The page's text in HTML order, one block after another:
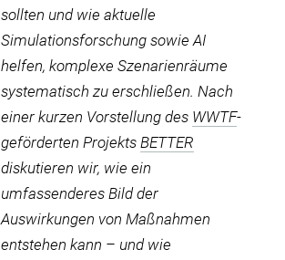
sollten und wie aktuelle
Simulationsforschung sowie AI
helfen, komplexe Szenarienräume
systematisch zu erschließen. Nach
einer kurzen Vorstellung des WWTF-
geförderten Projekts BETTER
diskutieren wir, wie ein
umfassenderes Bild der
Auswirkungen von Maßnahmen
entstehen kann – und wie